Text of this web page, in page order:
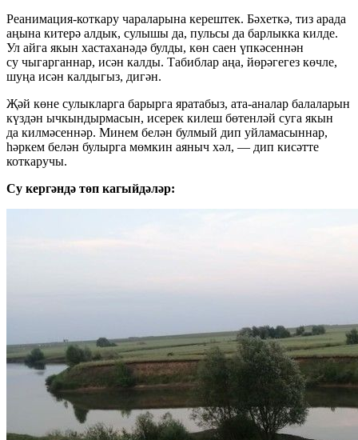
Реанимация-коткару чараларына керештек. Бәхеткә, тиз арада
аңына китерә алдык, сулышы да, пульсы да барлыкка килде.
Ул айга якын хастаханәдә булды, көн саен үпкәсеннән
су чыгарганнар, исән калды. Табиблар аңа, йөрәгегез көчле,
шуңа исән калдыгыз, дигән.
Җәй көне сулыкларга барырга яратабыз, ата-аналар балаларын
күздән ычкындырмасын, исерек килеш бөтенләй суга якын
да килмәсеннәр. Минем белән булмый дип уйламасыннар,
һәркем белән булырга мөмкин аяныч хәл, — дип кисәтте
коткаручы.
Су кергәндә төп кагыйдәләр: